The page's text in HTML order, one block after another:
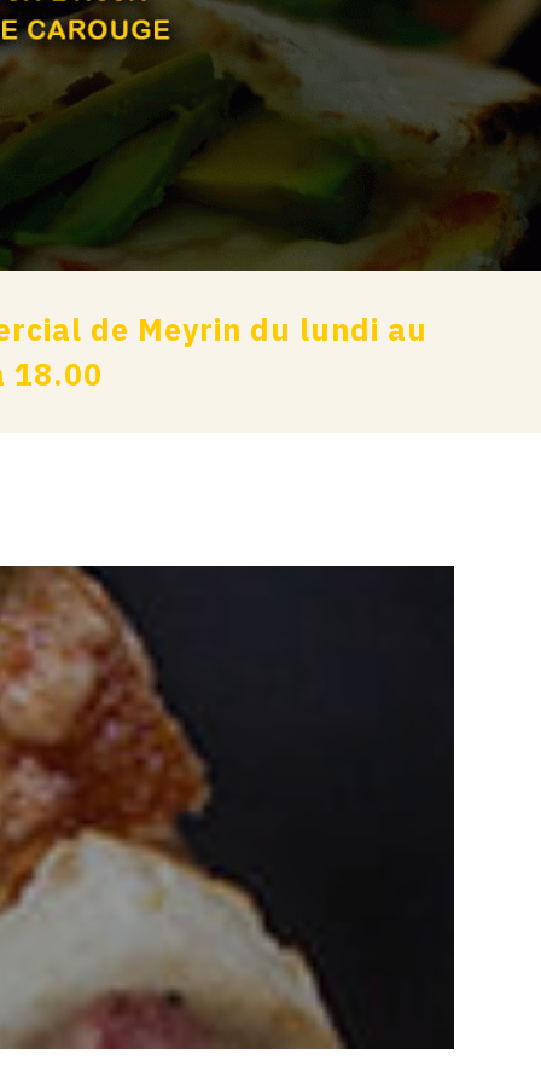
de Meyrin du lundi au
18.00